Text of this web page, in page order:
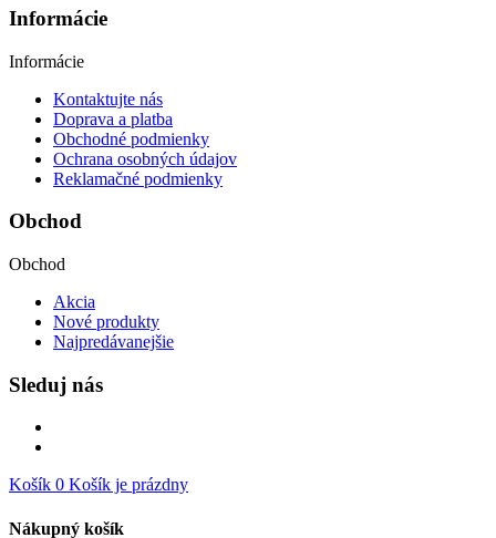
Informácie
Informácie
Kontaktujte nás
Doprava a platba
Obchodné podmienky
Ochrana osobných údajov
Reklamačné podmienky
Obchod
Obchod
Akcia
Nové produkty
Najpredávanejšie
Sleduj nás
Košík 0 Košík je prázdny
Nákupný košík